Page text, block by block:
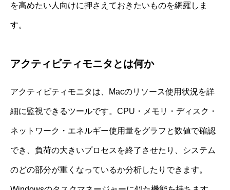
を高めたい人向けに押さえておきたいものを網羅しま
す。
アクティビティモニタとは何か
アクティビティモニタは、Macのリソース使用状況を詳
細に監視できるツールです。CPU・メモリ・ディスク・
ネットワーク・エネルギー使用量をグラフと数値で確認
でき、負荷の大きいプロセスを終了させたり、システム
のどの部分が重くなっているか分析したりできます。